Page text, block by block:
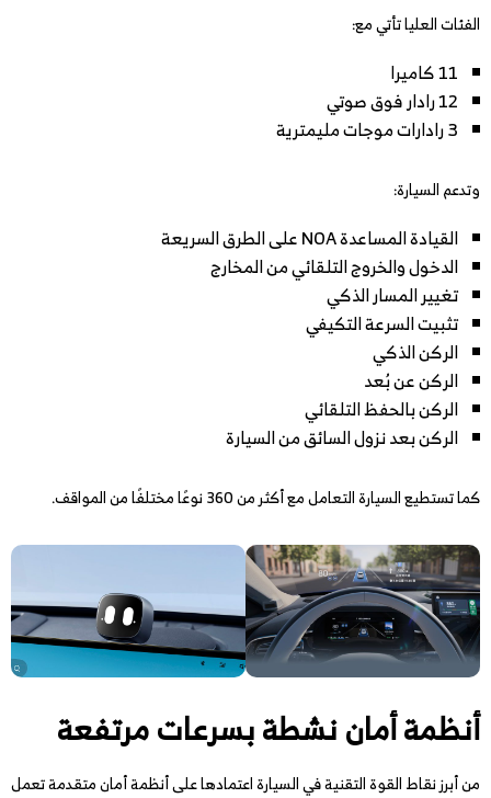
الفئات العليا تأتي مع:
11 كاميرا
12 رادار فوق صوتي
3 رادارات موجات مليمترية
وتدعم السيارة:
القيادة المساعدة NOA على الطرق السريعة
الدخول والخروج التلقائي من المخارج
تغيير المسار الذكي
تثبيت السرعة التكيفي
الركن الذكي
الركن عن بُعد
الركن بالحفظ التلقائي
الركن بعد نزول السائق من السيارة
كما تستطيع السيارة التعامل مع أكثر من 360 نوعًا مختلفًا من المواقف.
أنظمة أمان نشطة بسرعات مرتفعة
من أبرز نقاط القوة التقنية في السيارة اعتمادها على أنظمة أمان متقدمة تعمل